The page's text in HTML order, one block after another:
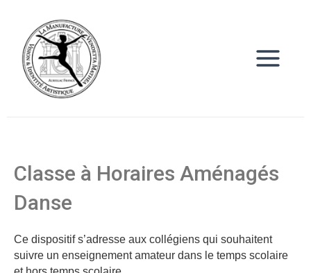
contenu
Classe à Horaires Aménagés
Danse
Ce dispositif s’adresse aux collégiens qui souhaitent
suivre un enseignement amateur dans le temps scolaire